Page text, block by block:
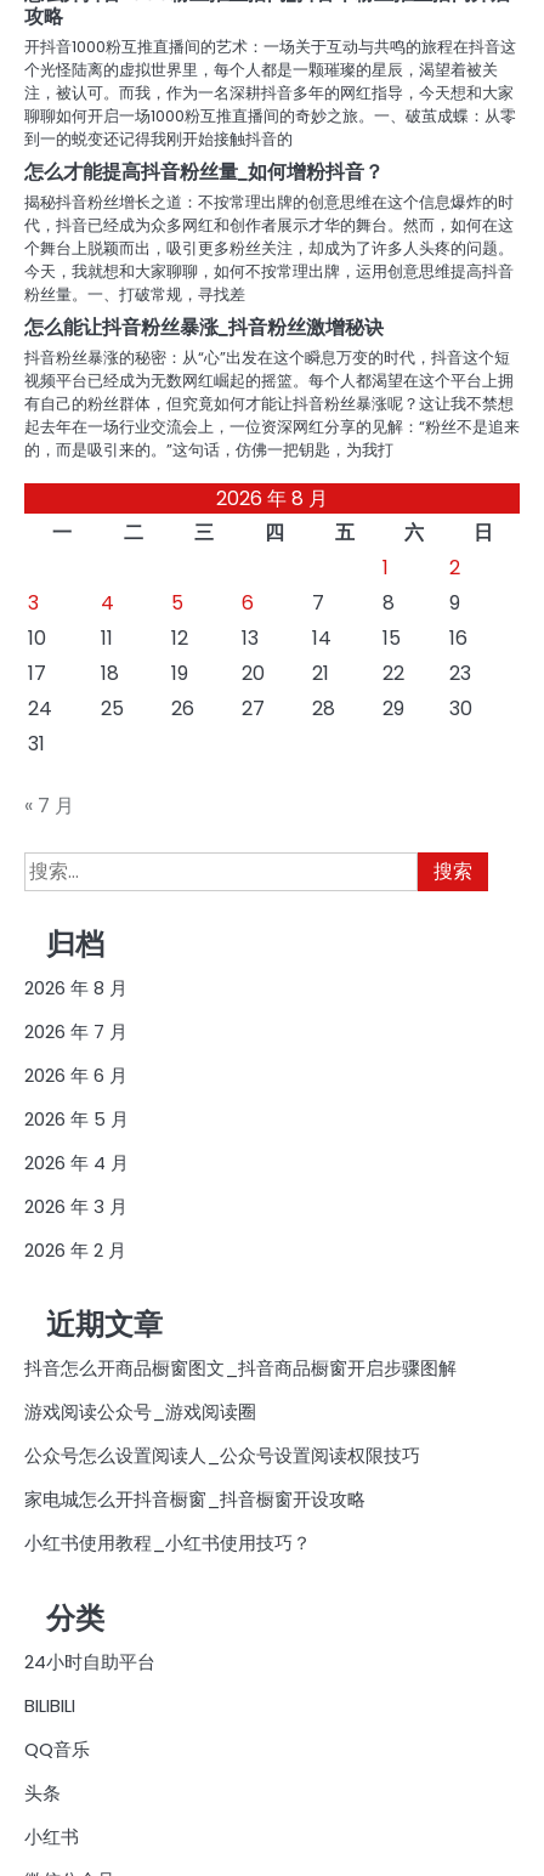
攻略
开抖音1000粉互推直播间的艺术：一场关于互动与共鸣的旅程在抖音这
个光怪陆离的虚拟世界里，每个人都是一颗璀璨的星辰，渴望着被关
注，被认可。而我，作为一名深耕抖音多年的网红指导，今天想和大家
聊聊如何开启一场1000粉互推直播间的奇妙之旅。一、破茧成蝶：从零
到一的蜕变还记得我刚开始接触抖音的
怎么才能提高抖音粉丝量_如何增粉抖音？
揭秘抖音粉丝增长之道：不按常理出牌的创意思维在这个信息爆炸的时
代，抖音已经成为众多网红和创作者展示才华的舞台。然而，如何在这
个舞台上脱颖而出，吸引更多粉丝关注，却成为了许多人头疼的问题。
今天，我就想和大家聊聊，如何不按常理出牌，运用创意思维提高抖音
粉丝量。一、打破常规，寻找差
怎么能让抖音粉丝暴涨_抖音粉丝激增秘诀
抖音粉丝暴涨的秘密：从“心”出发在这个瞬息万变的时代，抖音这个短
视频平台已经成为无数网红崛起的摇篮。每个人都渴望在这个平台上拥
有自己的粉丝群体，但究竟如何才能让抖音粉丝暴涨呢？这让我不禁想
起去年在一场行业交流会上，一位资深网红分享的见解：“粉丝不是追来
的，而是吸引来的。”这句话，仿佛一把钥匙，为我打
2026 年 8 月
一
二 三 四 五 六
日
1
2
3
4 5 6 7 8
9
10
11 12 13 14 15
16
17
18 19 20 21 22
23
24
25 26 27 28 29
30
31
« 7 月
搜
索：
归档
2026 年 8 月
2026 年 7 月
2026 年 6 月
2026 年 5 月
2026 年 4 月
2026 年 3 月
2026 年 2 月
近期文章
抖音怎么开商品橱窗图文_抖音商品橱窗开启步骤图解
游戏阅读公众号_游戏阅读圈
公众号怎么设置阅读人_公众号设置阅读权限技巧
家电城怎么开抖音橱窗_抖音橱窗开设攻略
小红书使用教程_小红书使用技巧？
分类
24小时自助平台
BILIBILI
QQ音乐
头条
小红书